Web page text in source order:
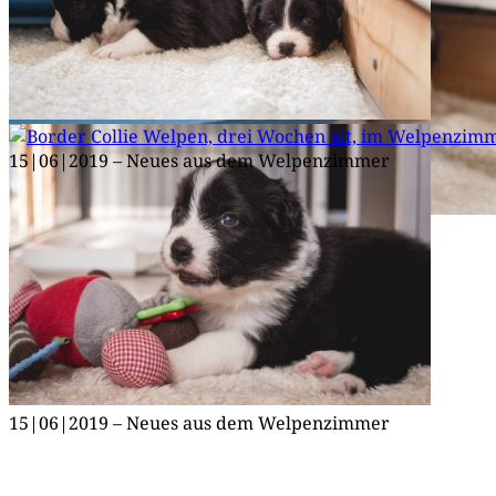
15|06|2019 – Neu­es aus dem Welpenzimmer
15|06|2019 – Neu­es aus dem Welpenzimmer
15|06|2019 – Neu­es aus dem Welpenzimmer
15|06|2019 – Neu­es aus dem Welpenzimmer